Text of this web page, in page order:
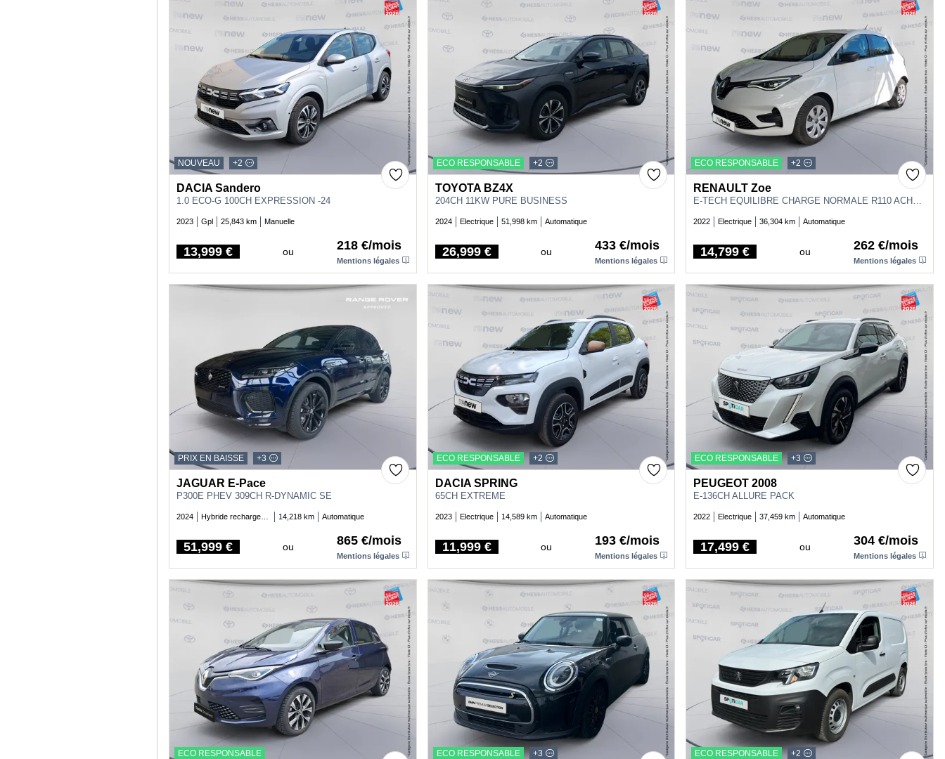
NOUVEAU +2
DACIA Sandero
1.0 ECO-G 100CH EXPRESSION -24
2023 Gpl 25,843 km Manuelle
Price
13,999 € ou 218 €/mois
Mentions légales
ECO RESPONSABLE +2
TOYOTA BZ4X
204CH 11KW PURE BUSINESS
2024 Electrique 51,998 km Automatique
Price
26,999 € ou 433 €/mois
Mentions légales
ECO RESPONSABLE +2
RENAULT Zoe
2022 Electrique 36,304 km Automatique
Price
14,799 € ou 262 €/mois
Mentions légales
PRIX EN BAISSE +3
JAGUAR E-Pace
P300E PHEV 309CH R-DYNAMIC SE
2024 14,218 km Automatique
Price
51,999 € ou 865 €/mois
Mentions légales
ECO RESPONSABLE +2
DACIA SPRING
65CH EXTREME
2023 Electrique 14,589 km Automatique
Price
11,999 € ou 193 €/mois
Mentions légales
ECO RESPONSABLE +3
PEUGEOT 2008
E-136CH ALLURE PACK
2022 Electrique 37,459 km Automatique
Price
17,499 € ou 304 €/mois
Mentions légales
ECO RESPONSABLE ECO RESPONSABLE +3 ECO RESPONSABLE +2